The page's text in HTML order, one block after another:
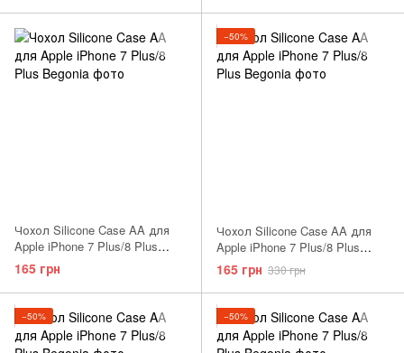
Чохол Silicone Case AA для
Apple iPhone 7 Plus/8 Plus
Camelia
165 грн
−50%
Чохол Silicone Case AA для
Apple iPhone 7 Plus/8 Plus
Spicy Orange
165 грн 330 грн
−50% −50%